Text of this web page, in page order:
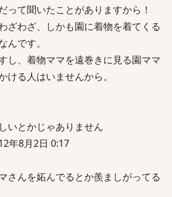
って聞いたことがありますから！
ざわざ、しかも園に着物を着てくる
んです。
し、着物ママを遠巻きに見る園ママ
ける人はいませんから。
いとかじゃありません
年8月2日 0:17
さんを妬んでるとか羨ましがってる